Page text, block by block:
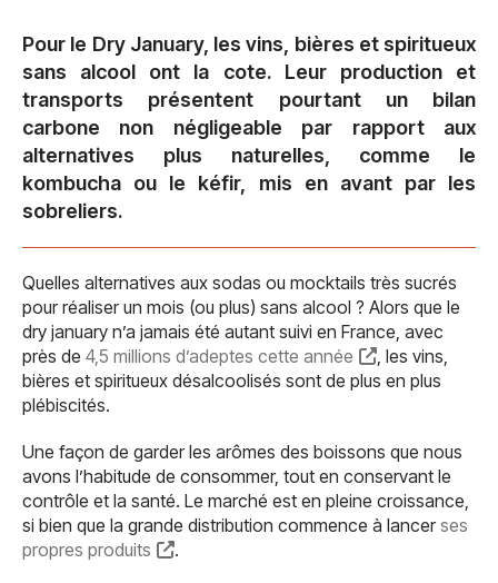
Pour le Dry January, les vins, bières et spiritueux
sans alcool ont la cote. Leur production et
transports présentent pourtant un bilan
carbone non négligeable par rapport aux
alternatives plus naturelles, comme le
kombucha ou le kéfir, mis en avant par les
sobreliers.
Quelles alternatives aux sodas ou mocktails très sucrés
pour réaliser un mois (ou plus) sans alcool ? Alors que le
dry january n’a jamais été autant suivi en France, avec
près de 4,5 millions d’adeptes cette année
, les vins,
bières et spiritueux désalcoolisés sont de plus en plus
plébiscités.
Une façon de garder les arômes des boissons que nous
avons l’habitude de consommer, tout en conservant le
contrôle et la santé. Le marché est en pleine croissance,
si bien que la grande distribution commence à lancer ses
propres produits
.